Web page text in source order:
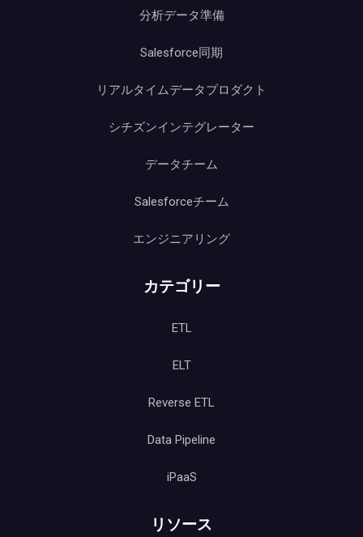
分析データ準備
Salesforce同期
リアルタイムデータプロダクト
シチズンインテグレーター
データチーム
Salesforceチーム
エンジニアリング
カテゴリー
ETL
ELT
Reverse ETL
Data Pipeline
iPaaS
リソース